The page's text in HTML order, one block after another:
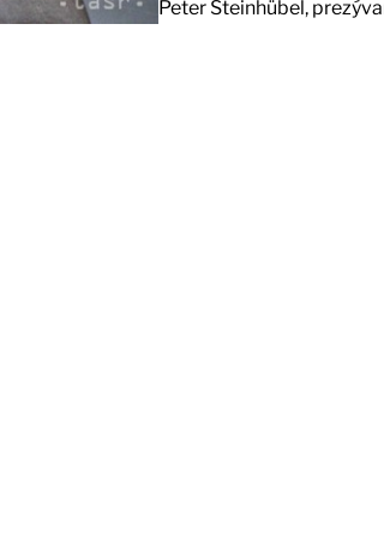
Peter Steinhübel,